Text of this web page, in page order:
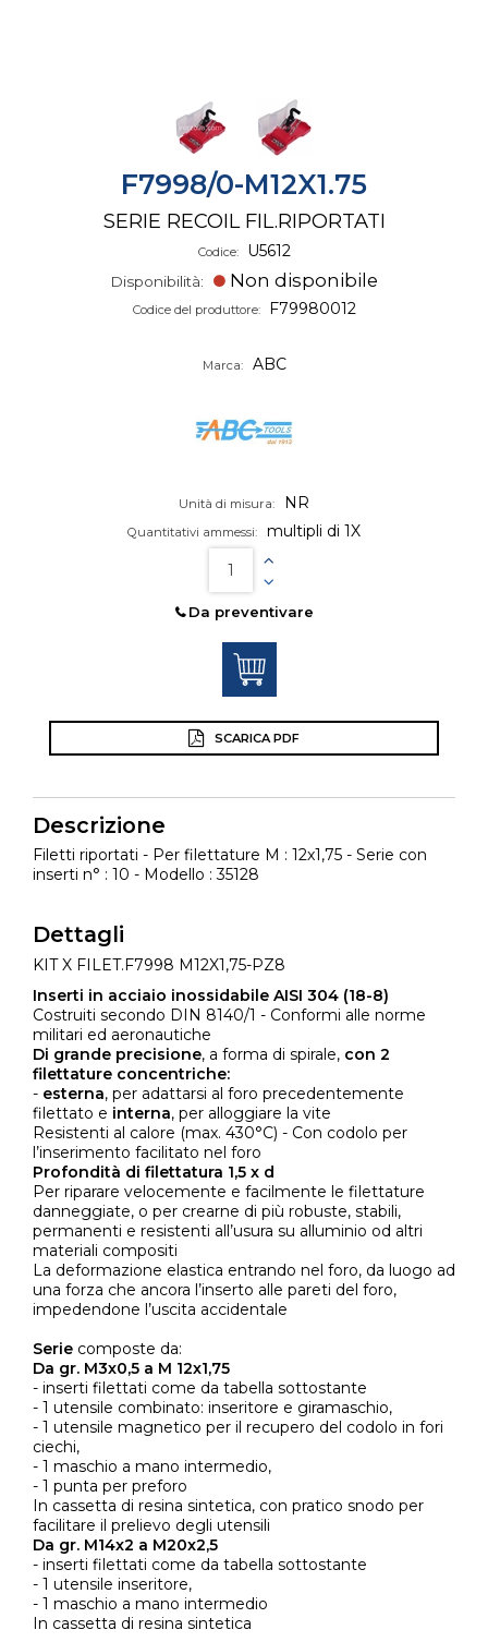
F7998/0-M12X1.75
SERIE RECOIL FIL.RIPORTATI
Codice: U5612
Disponibilità: Non disponibile
Codice del produttore: F79980012
Marca: ABC
Unità di misura: NR
Quantitativi ammessi: multipli di 1X
Da preventivare
SCARICA PDF
Descrizione
Filetti riportati - Per filettature M : 12x1,75 - Serie con
inserti n° : 10 - Modello : 35128
Dettagli
KIT X FILET.F7998 M12X1,75-PZ8
Inserti in acciaio inossidabile AISI 304 (18-8)
Costruiti secondo DIN 8140/1 - Conformi alle norme
militari ed aeronautiche
Di grande precisione, a forma di spirale, con 2
filettature concentriche:
- esterna, per adattarsi al foro precedentemente
filettato e interna, per alloggiare la vite
Resistenti al calore (max. 430°C) - Con codolo per
l’inserimento facilitato nel foro
Profondità di filettatura 1,5 x d
Per riparare velocemente e facilmente le filettature
danneggiate, o per crearne di più robuste, stabili,
permanenti e resistenti all’usura su alluminio od altri
materiali compositi
La deformazione elastica entrando nel foro, da luogo ad
una forza che ancora l’inserto alle pareti del foro,
impedendone l’uscita accidentale
Serie composte da:
Da gr. M3x0,5 a M 12x1,75
- inserti filettati come da tabella sottostante
- 1 utensile combinato: inseritore e giramaschio,
- 1 utensile magnetico per il recupero del codolo in fori
ciechi,
- 1 maschio a mano intermedio,
- 1 punta per preforo
In cassetta di resina sintetica, con pratico snodo per
facilitare il prelievo degli utensili
Da gr. M14x2 a M20x2,5
- inserti filettati come da tabella sottostante
- 1 utensile inseritore,
- 1 maschio a mano intermedio
In cassetta di resina sintetica